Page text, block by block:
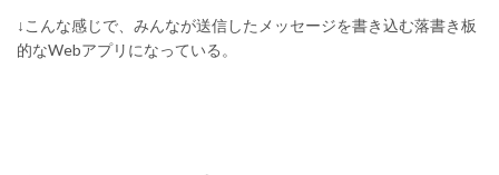
↓こんな感じで、みんなが送信したメッセージを書き込む落書き板
的なWebアプリになっている。